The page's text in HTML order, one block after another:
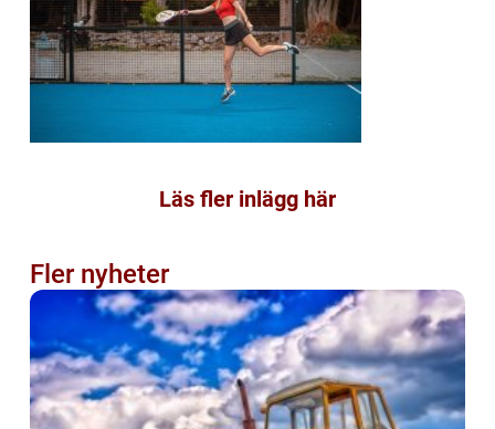
Läs fler inlägg här
Fler nyheter